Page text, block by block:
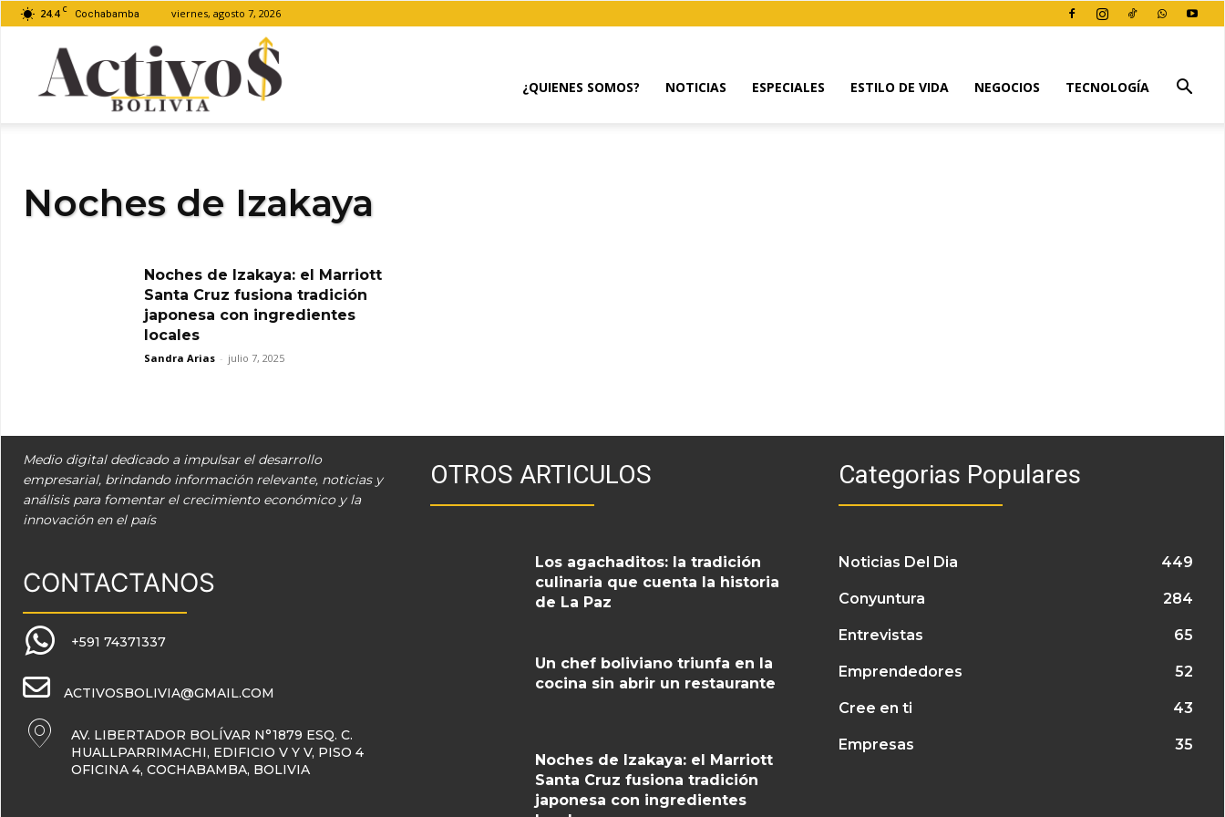
24.4 C Cochabamba viernes, agosto 7, 2026
¿QUIENES SOMOS? NOTICIAS ESPECIALES ESTILO DE VIDA NEGOCIOS TECNOLOGÍA
Noches de Izakaya
Noches de Izakaya: el Marriott
Santa Cruz fusiona tradición
japonesa con ingredientes
locales
Sandra Arias - julio 7, 2025
Medio digital dedicado a impulsar el desarrollo
empresarial, brindando información relevante, noticias y
análisis para fomentar el crecimiento económico y la
innovación en el país
CONTACTANOS
+591 74371337
ACTIVOSBOLIVIA@GMAIL.COM
AV. LIBERTADOR BOLÍVAR N°1879 ESQ. C.
HUALLPARRIMACHI, EDIFICIO V Y V, PISO 4
OFICINA 4, COCHABAMBA, BOLIVIA
OTROS ARTICULOS
Los agachaditos: la tradición
culinaria que cuenta la historia
de La Paz
Un chef boliviano triunfa en la
cocina sin abrir un restaurante
Noches de Izakaya: el Marriott
Santa Cruz fusiona tradición
japonesa con ingredientes
Categorias Populares
Noticias Del Dia 449
Conyuntura 284
Entrevistas 65
Emprendedores 52
Cree en ti 43
Empresas 35